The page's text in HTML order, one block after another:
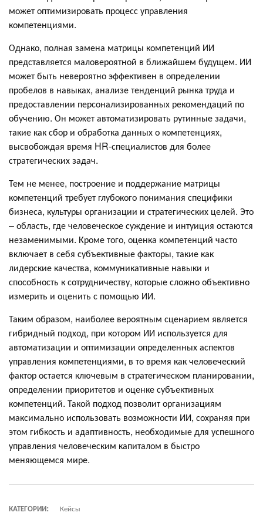
может оптимизировать процесс управления
компетенциями.
Однако, полная замена матрицы компетенций ИИ
представляется маловероятной в ближайшем будущем. ИИ
может быть невероятно эффективен в определении
пробелов в навыках, анализе тенденций рынка труда и
предоставлении персонализированных рекомендаций по
обучению. Он может автоматизировать рутинные задачи,
такие как сбор и обработка данных о компетенциях,
высвобождая время HR-специалистов для более
стратегических задач.
Тем не менее, построение и поддержание матрицы
компетенций требует глубокого понимания специфики
бизнеса, культуры организации и стратегических целей. Это
– область, где человеческое суждение и интуиция остаются
незаменимыми. Кроме того, оценка компетенций часто
включает в себя субъективные факторы, такие как
лидерские качества, коммуникативные навыки и
способность к сотрудничеству, которые сложно объективно
измерить и оценить с помощью ИИ.
Таким образом, наиболее вероятным сценарием является
гибридный подход, при котором ИИ используется для
автоматизации и оптимизации определенных аспектов
управления компетенциями, в то время как человеческий
фактор остается ключевым в стратегическом планировании,
определении приоритетов и оценке субъективных
компетенций. Такой подход позволит организациям
максимально использовать возможности ИИ, сохраняя при
этом гибкость и адаптивность, необходимые для успешного
управления человеческим капиталом в быстро
меняющемся мире.
КАТЕГОРИИ: Кейсы